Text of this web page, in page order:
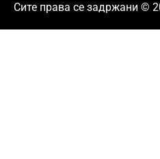
Сите права се задржани ©